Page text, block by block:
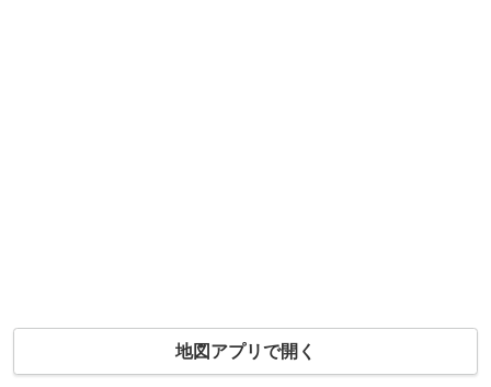
地図アプリで開く